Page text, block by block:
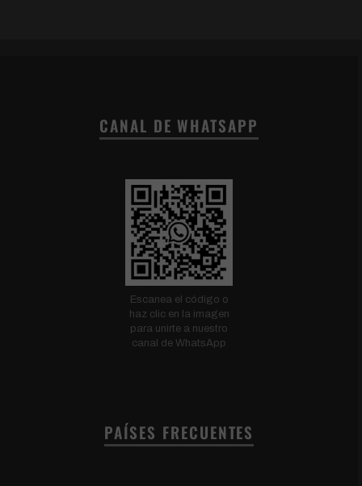
CANAL DE WHATSAPP
Escanea el código o
haz clic en la imagen
para unirte a nuestro
canal de WhatsApp
PAÍSES FRECUENTES